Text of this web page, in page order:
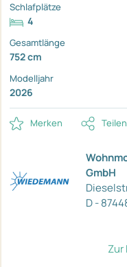
Schlafplätze
4
Gesamtlänge
752 cm
Modelljahr
2026
Merken Teilen
GmbH
D -
Zur